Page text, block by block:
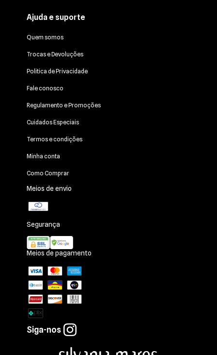
Ajuda e suporte
Quem somos
Trocas e Devoluções
Politica de Privacidade
Fale conosco
Regulamento e Promoções
Cuidados Especiais
Termos e condições
Minha conta
Como Comprar
Meios de envio
Segurança
Meios de pagamento
Siga-nos